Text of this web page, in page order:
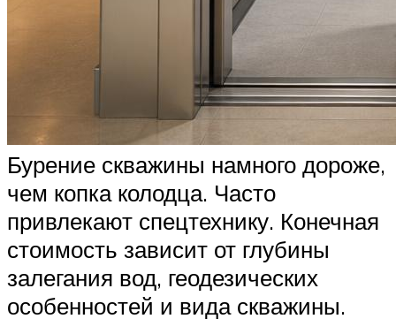
Бурение скважины намного дороже,
чем копка колодца. Часто
привлекают спецтехнику. Конечная
стоимость зависит от глубины
залегания вод, геодезических
особенностей и вида скважины.